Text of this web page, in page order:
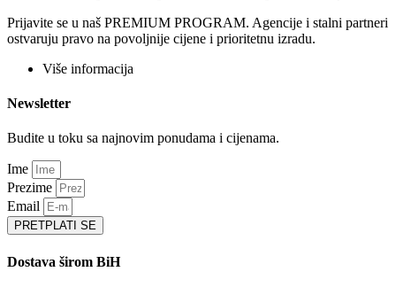
Prijavite se u naš PREMIUM PROGRAM. Agencije i stalni partneri
ostvaruju pravo na povoljnije cijene i prioritetnu izradu.
Više informacija
Newsletter
Budite u toku sa najnovim ponudama i cijenama.
Ime
Prezime
Email
PRETPLATI SE
Dostava širom BiH